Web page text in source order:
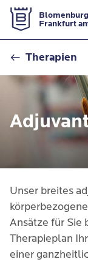
Zur
Frankfurt
Therapien
Unser breites
Ansätze für Sie
Therapieplan
einer